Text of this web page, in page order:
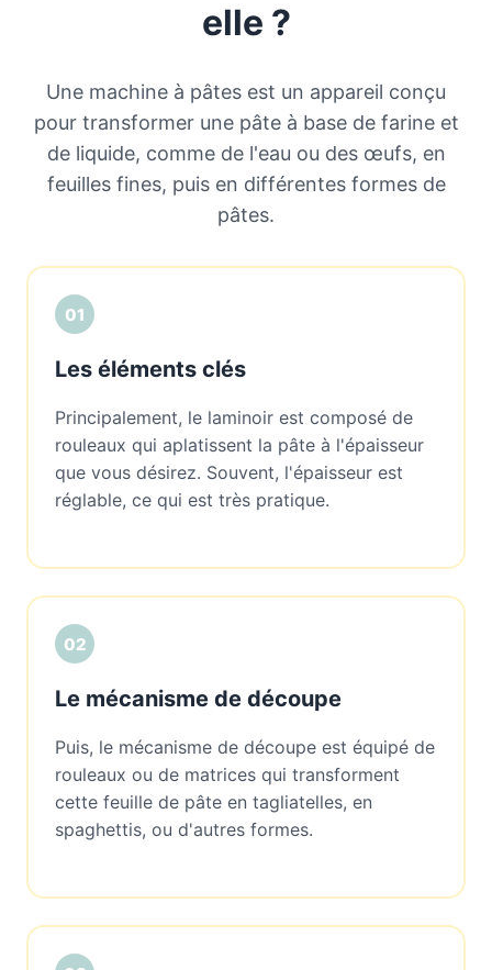
elle ?
Une machine à pâtes est un appareil conçu
pour transformer une pâte à base de farine et
de liquide, comme de l'eau ou des œufs, en
feuilles fines, puis en différentes formes de
pâtes.
01
Les éléments clés
Principalement, le laminoir est composé de
rouleaux qui aplatissent la pâte à l'épaisseur
que vous désirez. Souvent, l'épaisseur est
réglable, ce qui est très pratique.
02
Le mécanisme de découpe
Puis, le mécanisme de découpe est équipé de
rouleaux ou de matrices qui transforment
cette feuille de pâte en tagliatelles, en
spaghettis, ou d'autres formes.